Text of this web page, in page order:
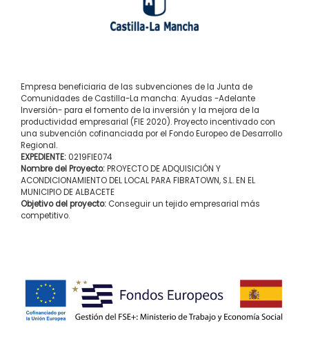
Empresa beneficiaria de las subvenciones de la Junta de
Comunidades de Castilla-La mancha: Ayudas -Adelante
Inversión- para el fomento de la inversión y la mejora de la
productividad empresarial (FIE 2020). Proyecto incentivado con
una subvención cofinanciada por el Fondo Europeo de Desarrollo
Regional.
EXPEDIENTE: 0219FIE074
Nombre del Proyecto:PROYECTO DE ADQUISICIÓN Y
ACONDICIONAMIENTO DEL LOCAL PARA FIBRATOWN, S.L. EN EL
MUNICIPIO DE ALBACETE
Objetivo del proyecto:Conseguir un tejido empresarial más
competitivo.